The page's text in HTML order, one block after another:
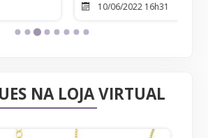
NA LOJA VIRTUAL